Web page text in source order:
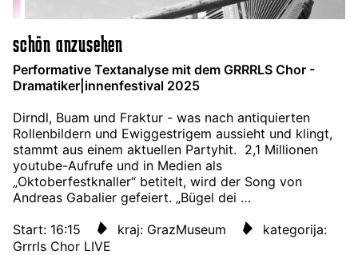
schön anzusehen
Performative Textanalyse mit dem GRRRLS Chor -
Dramatiker|innenfestival 2025
Dirndl, Buam und Fraktur - was nach antiquierten
Rollenbildern und Ewiggestrigem aussieht und klingt,
stammt aus einem aktuellen Partyhit. 2,1 Millionen
youtube-Aufrufe und in Medien als
„Oktoberfestknaller“ betitelt, wird der Song von
Andreas Gabalier gefeiert. „Bügel dei …
Start: 16:15 kraj: GrazMuseum
kategorija:
Grrrls Chor LIVE